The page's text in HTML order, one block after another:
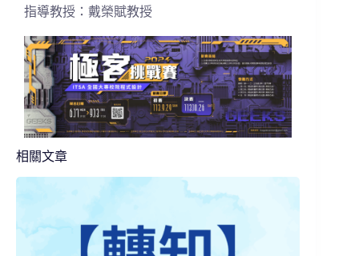
指導教授：戴榮賦教授
相關文章